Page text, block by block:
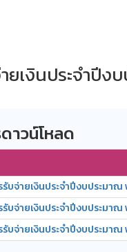
ายเงินประจำปีง
าวน์โหลด
รับจ่ายเงินประจำปีงบประมา
รับจ่ายเงินประจำปีงบประมา
รับจ่ายเงินประจำปีงบประมา